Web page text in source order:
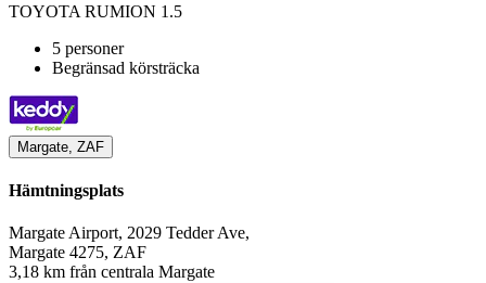
TOYOTA RUMION 1.5
5 personer
Begränsad körsträcka
Margate, ZAF
Hämtningsplats
Margate Airport, 2029 Tedder Ave,
Margate 4275, ZAF
3,18 km från centrala Margate